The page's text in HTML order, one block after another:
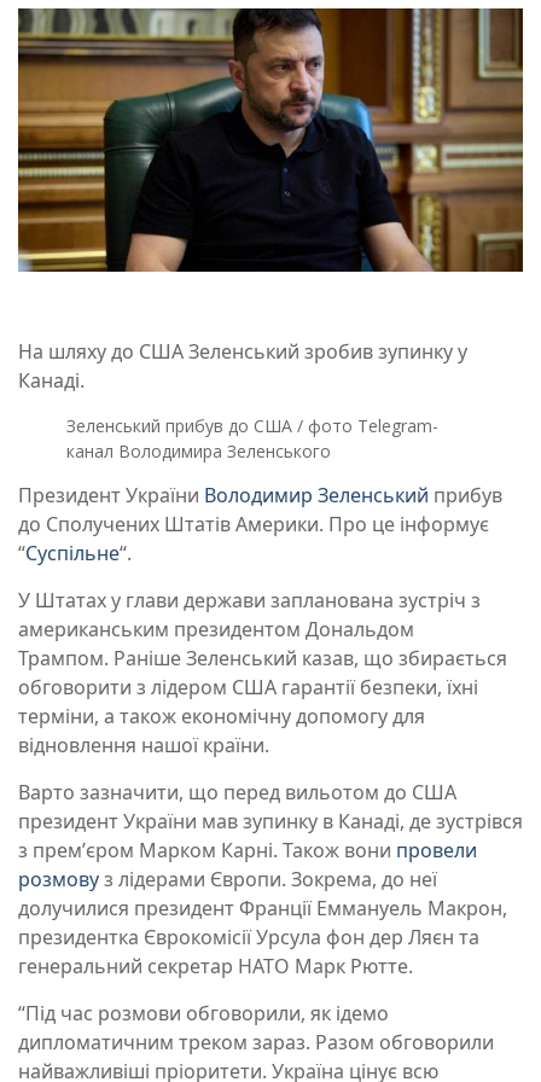
На шляху до США Зеленський зробив зупинку у
Канаді.
Зеленський прибув до США / фото Telegram-
канал Володимира Зеленського
Президент України Володимир Зеленський прибув
до Сполучених Штатів Америки. Про це інформує
“Суспільне“.
У Штатах у глави держави запланована зустріч з
американським президентом Дональдом
Трампом. Раніше Зеленський казав, що збирається
обговорити з лідером США гарантії безпеки, їхні
терміни, а також економічну допомогу для
відновлення нашої країни.
Варто зазначити, що перед вильотом до США
президент України мав зупинку в Канаді, де зустрівся
з премʼєром Марком Карні. Також вони провели
розмовуз лідерами Європи. Зокрема, до неї
долучилися президент Франції Еммануель Макрон,
президентка Єврокомісії Урсула фон дер Ляєн та
генеральний секретар НАТО Марк Рютте.
“Під час розмови обговорили, як ідемо
дипломатичним треком зараз. Разом обговорили
найважливіші пріоритети. Україна цінує всю